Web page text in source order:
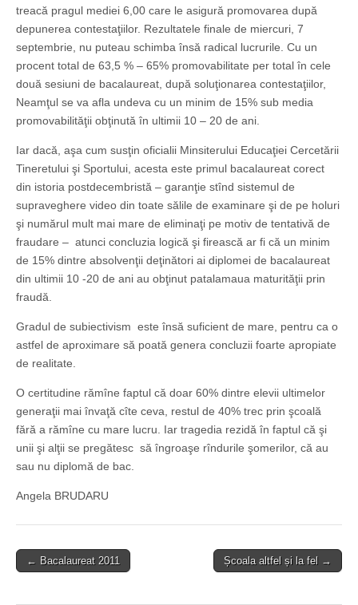
treacă pragul mediei 6,00 care le asigură promovarea după
depunerea contestaţiilor. Rezultatele finale de miercuri, 7
septembrie, nu puteau schimba însă radical lucrurile. Cu un
procent total de 63,5 % – 65% promovabilitate per total în cele
două sesiuni de bacalaureat, după soluţionarea contestaţiilor,
Neamţul se va afla undeva cu un minim de 15% sub media
promovabilităţii obţinută în ultimii 10 – 20 de ani.
Iar dacă, aşa cum susţin oficialii Minsiterului Educaţiei Cercetării
Tineretului şi Sportului, acesta este primul bacalaureat corect
din istoria postdecembristă – garanţie stînd sistemul de
supraveghere video din toate sălile de examinare şi de pe holuri
şi numărul mult mai mare de eliminaţi pe motiv de tentativă de
fraudare – atunci concluzia logică şi firească ar fi că un minim
de 15% dintre absolvenţii deţinători ai diplomei de bacalaureat
din ultimii 10 -20 de ani au obţinut patalamaua maturităţii prin
fraudă.
Gradul de subiectivism este însă suficient de mare, pentru ca o
astfel de aproximare să poată genera concluzii foarte apropiate
de realitate.
O certitudine rămîne faptul că doar 60% dintre elevii ultimelor
generaţii mai învaţă cîte ceva, restul de 40% trec prin şcoală
fără a rămîne cu mare lucru. Iar tragedia rezidă în faptul că şi
unii şi alţii se pregătesc să îngroaşe rîndurile şomerilor, că au
sau nu diplomă de bac.
Angela BRUDARU
Post
← Bacalaureat 2011 Școala altfel și la fel →